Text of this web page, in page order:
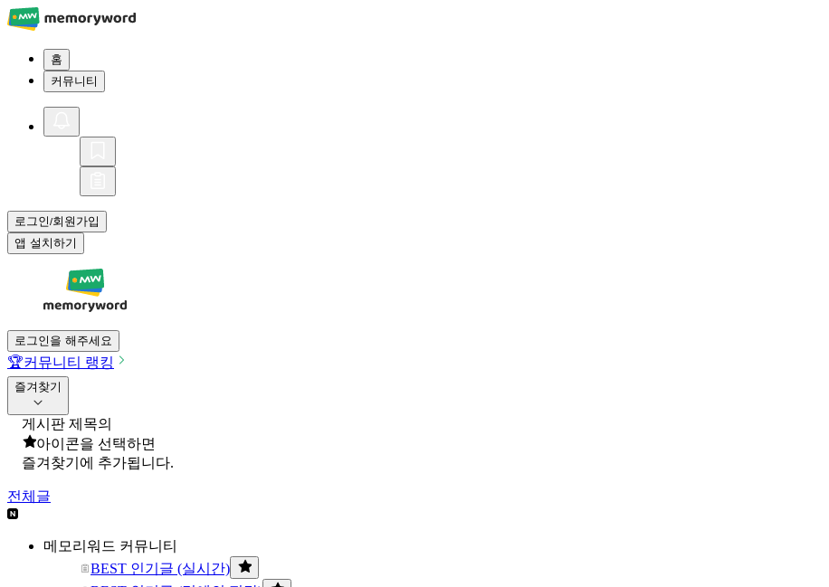
홈
커뮤니티
로그인/회원가입
앱 설치하기
로그인을 해주세요
🏆커뮤니티 랭킹
즐겨찾기
게시판 제목의
아이콘을 선택하면
즐겨찾기에 추가됩니다.
전체글
메모리워드 커뮤니티
BEST 인기글 (실시간)